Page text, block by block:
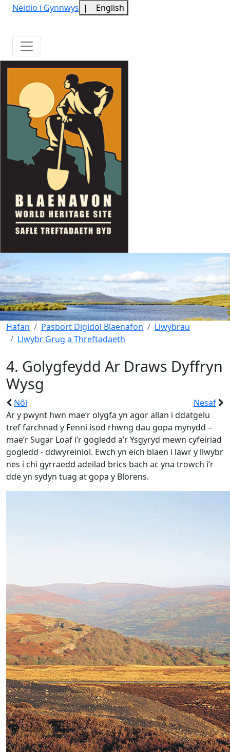
Neidio i Gynnwys | English
Hafan Pasbort Digidol Blaenafon
Llwybrau
Llwybr Grug a Threftadaeth
4. Golygfeydd Ar Draws Dyffryn
Wysg
Nôl
Nesaf
Ar y pwynt hwn mae’r olygfa yn agor allan i ddatgelu
tref farchnad y Fenni isod rhwng dau gopa mynydd –
mae’r Sugar Loaf i’r gogledd a’r Ysgyryd mewn cyfeiriad
gogledd - ddwyreiniol. Ewch yn eich blaen i lawr y llwybr
nes i chi gyrraedd adeilad brics bach ac yna trowch i’r
dde yn sydyn tuag at gopa y Blorens.